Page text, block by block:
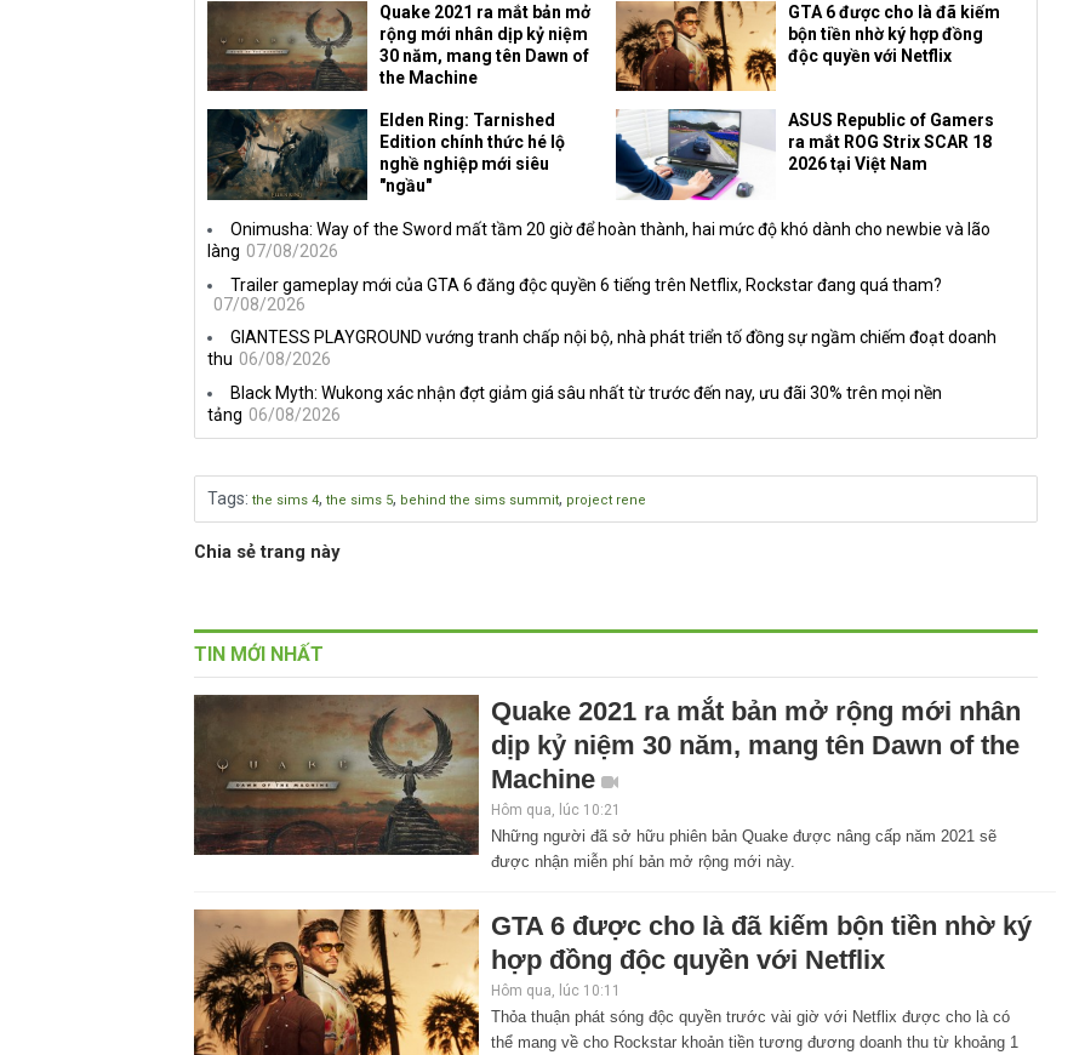
Quake 2021 ra mắt bản mở
rộng mới nhân dịp kỷ niệm
30 năm, mang tên Dawn of
the Machine
GTA 6 được cho là đã kiếm
bộn tiền nhờ ký hợp đồng
độc quyền với Netflix
Elden Ring: Tarnished
Edition chính thức hé lộ
nghề nghiệp mới siêu
"ngầu"
ASUS Republic of Gamers
ra mắt ROG Strix SCAR 18
2026 tại Việt Nam
Onimusha: Way of the Sword mất tầm 20 giờ để hoàn thành, hai mức độ khó dành cho newbie và lão
làng 07/08/2026
Trailer gameplay mới của GTA 6 đăng độc quyền 6 tiếng trên Netflix, Rockstar đang quá tham?
07/08/2026
GIANTESS PLAYGROUND vướng tranh chấp nội bộ, nhà phát triển tố đồng sự ngầm chiếm đoạt doanh
thu 06/08/2026
Black Myth: Wukong xác nhận đợt giảm giá sâu nhất từ trước đến nay, ưu đãi 30% trên mọi nền
tảng 06/08/2026
Tags: the sims 4, the sims 5, behind the sims summit, project rene
Chia sẻ trang này
TIN MỚI NHẤT
Quake 2021 ra mắt bản mở rộng mới nhân
dịp kỷ niệm 30 năm, mang tên Dawn of the
Machine
Hôm qua, lúc 10:21
Những người đã sở hữu phiên bản Quake được nâng cấp năm 2021 sẽ
được nhận miễn phí bản mở rộng mới này.
GTA 6 được cho là đã kiếm bộn tiền nhờ ký
hợp đồng độc quyền với Netflix
Hôm qua, lúc 10:11
Thỏa thuận phát sóng độc quyền trước vài giờ với Netflix được cho là có
thể mang về cho Rockstar khoản tiền tương đương doanh thu từ khoảng 1